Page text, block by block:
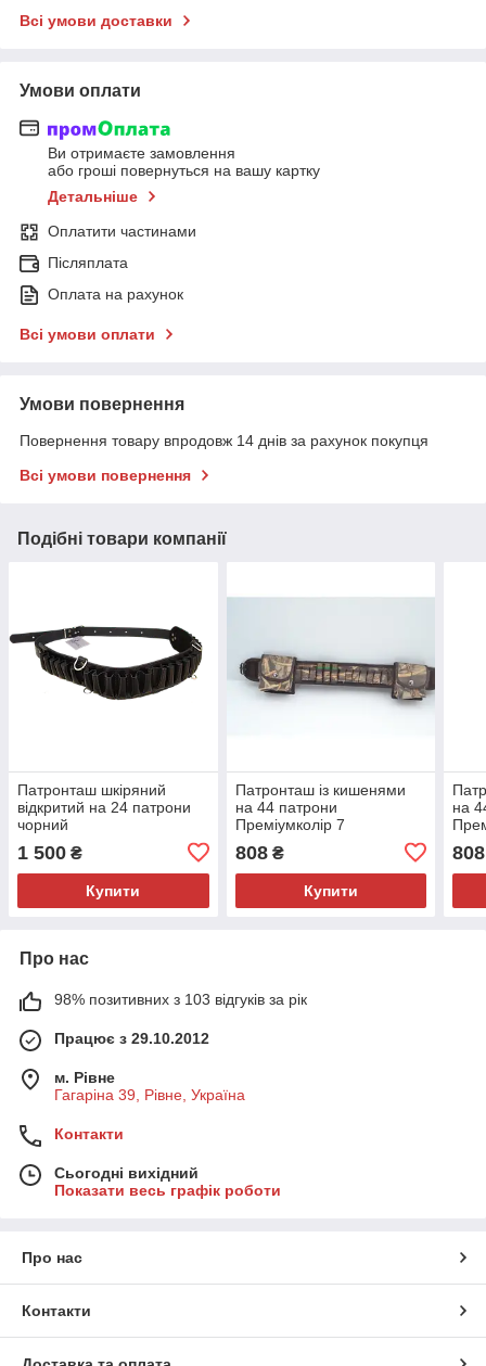
Всі умови доставки
Умови оплати
Ви отримаєте замовлення
або гроші повернуться на вашу картку
Детальніше
Оплатити частинами
Післяплата
Оплата на рахунок
Всі умови оплати
Умови повернення
Повернення товару впродовж 14 днів за рахунок покупця
Всі умови повернення
Подібні товари компанії
Патронташ шкіряний
відкритий на 24 патрони
чорний
1 500 ₴
Купити
Патронташ із кишенями
на 44 патрони
Преміумколір 7
808₴
Купити
на
808
Про нас
98% позитивних з 103 відгуків за рік
Працює з 29.10.2012
м. Рівне
Гагаріна 39, Рівне, Україна
Контакти
Сьогодні вихідний
Показати весь графік роботи
Про нас
Контакти